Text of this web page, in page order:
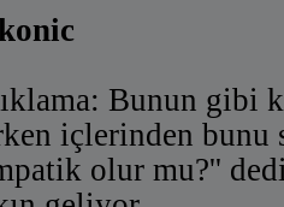
Bunun gibi
içlerinden
olur mu?''